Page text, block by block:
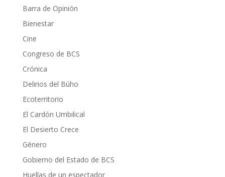
Barra de Opinión
Bienestar
Cine
Congreso de BCS
Crónica
Delirios del Búho
Ecoterritorio
El Cardón Umbilical
El Desierto Crece
Género
Gobierno del Estado de BCS
Huellas de un espectador